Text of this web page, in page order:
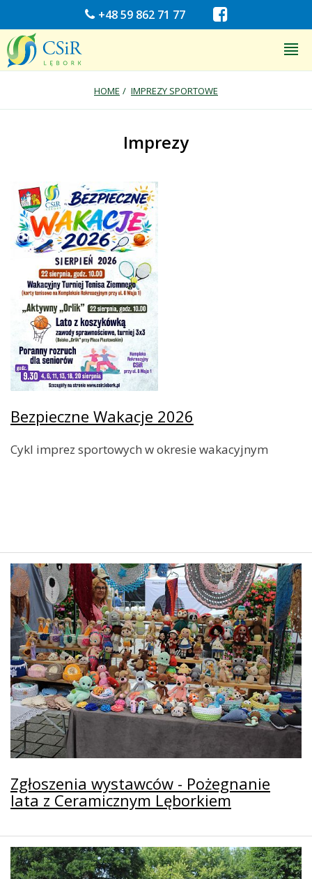
+48 59 862 71 77
HOME IMPREZY SPORTOWE
Imprezy
Bezpieczne Wakacje 2026
Cykl imprez sportowych w okresie wakacyjnym
Zgłoszenia wystawców - Pożegnanie
lata z Ceramicznym Lęborkiem